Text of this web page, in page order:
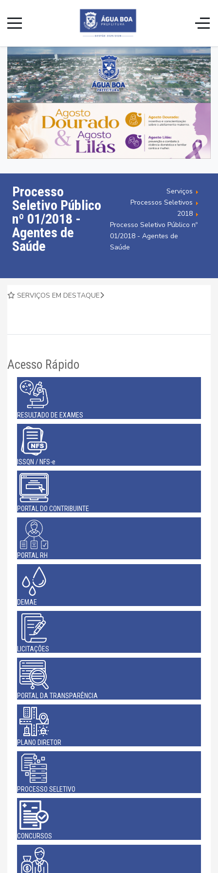
Processo
Seletivo Público
nº 01/2018 -
Agentes de
Saúde
Serviços
Processos Seletivos
2018
Processo Seletivo Público nº
01/2018 - Agentes de
Saúde
SERVIÇOS EM DESTAQUE
Acesso Rápido
RESULTADO DE EXAMES
ISSQN / NFS-e
PORTAL DO CONTRIBUINTE
PORTAL RH
DEMAE
LICITAÇÕES
PORTAL DA TRANSPARÊNCIA
PLANO DIRETOR
PROCESSO SELETIVO
CONCURSOS